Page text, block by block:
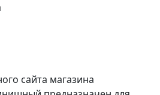
сайта магазина